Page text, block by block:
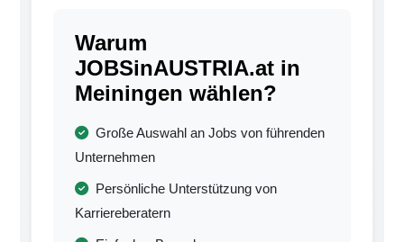
Warum
JOBSinAUSTRIA.at in
Meiningen wählen?
Große Auswahl an Jobs von führenden
Unternehmen
Persönliche Unterstützung von
Karriereberatern